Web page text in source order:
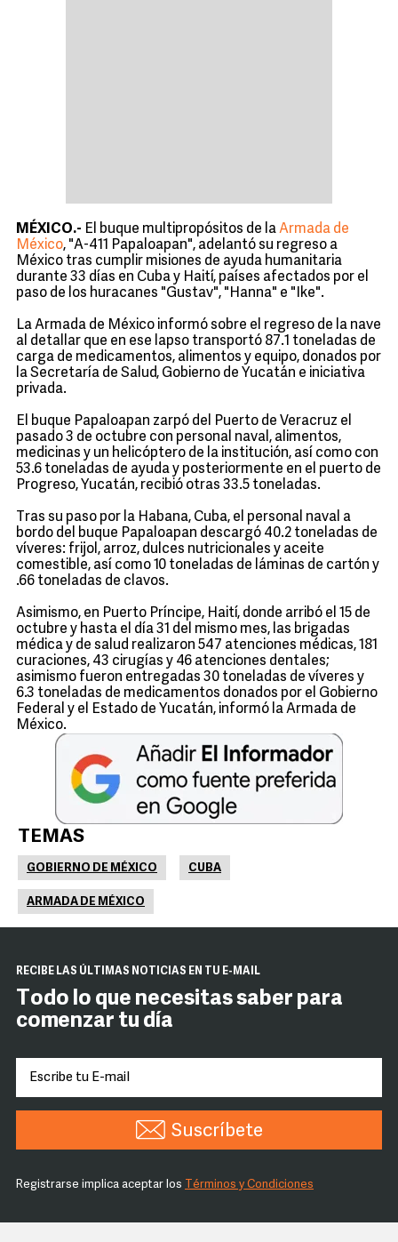
MÉXICO.- El buque multipropósitos de laArmada de
México, "A-411 Papaloapan", adelantó su regreso a
México tras cumplir misiones de ayuda humanitaria
durante 33 días en Cuba y Haití, países afectados por el
paso de los huracanes "Gustav", "Hanna" e "Ike".
La Armada de México informó sobre el regreso de la nave
al detallar que en ese lapso transportó 87.1 toneladas de
carga de medicamentos, alimentos y equipo, donados por
la Secretaría de Salud, Gobierno de Yucatán e iniciativa
privada.
El buque Papaloapan zarpó del Puerto de Veracruz el
pasado 3 de octubre con personal naval, alimentos,
medicinas y un helicóptero de la institución, así como con
53.6 toneladas de ayuda y posteriormente en el puerto de
Progreso, Yucatán, recibió otras 33.5 toneladas.
Tras su paso por la Habana, Cuba, el personal naval a
bordo del buque Papaloapan descargó 40.2 toneladas de
víveres: frijol, arroz, dulces nutricionales y aceite
comestible, así como 10 toneladas de láminas de cartón y
.66 toneladas de clavos.
Asimismo, en Puerto Príncipe, Haití, donde arribó el 15 de
octubre y hasta el día 31 del mismo mes, las brigadas
médica y de salud realizaron 547 atenciones médicas, 181
curaciones, 43 cirugías y 46 atenciones dentales;
asimismo fueron entregadas 30 toneladas de víveres y
6.3 toneladas de medicamentos donados por el Gobierno
Federal y el Estado de Yucatán, informó la Armada de
México.
TEMAS
GOBIERNO DE MÉXICO CUBA
ARMADA DE MÉXICO
RECIBE LAS ÚLTIMAS NOTICIAS EN TU E-MAIL
Todo lo que necesitas saber para
comenzar tu día
Suscríbete
Registrarse implica aceptar los Términos y Condiciones